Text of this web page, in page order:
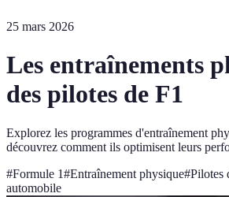
25 mars 2026
Les entraînements
des pilotes de F1
Explorez les programmes d'entraînement
découvrez comment ils optimisent leurs
#Formule 1#Entraînement physique#Pilotes
automobile